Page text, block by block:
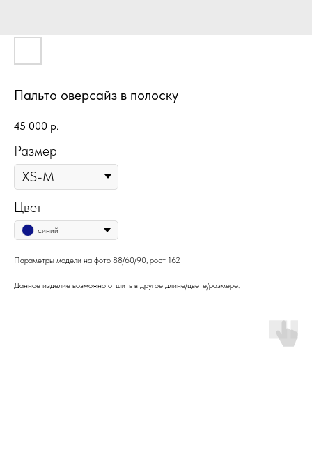
Пальто оверсайз в полоску
45 000 р.
Размер
Цвет
синий
Параметры модели на фото 88/60/90, рост 162
Данное изделие возможно отшить в другое длине/цвете/размере.